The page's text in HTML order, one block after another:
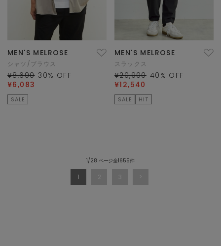
MEN'S MELROSE
シャツ/ブラウス
¥8,690 30% OFF
¥6,083
SALE
MEN'S MELROSE
スラックス
¥20,900 40 % OFF
¥12,540
SALE HIT
1/28 ページ全1655件
1 2 3